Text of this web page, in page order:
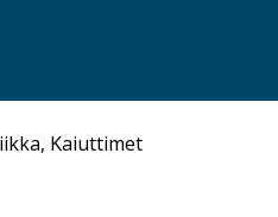
, Kaiuttimet